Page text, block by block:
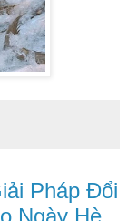
Pháp Đổi
Ngày Hè